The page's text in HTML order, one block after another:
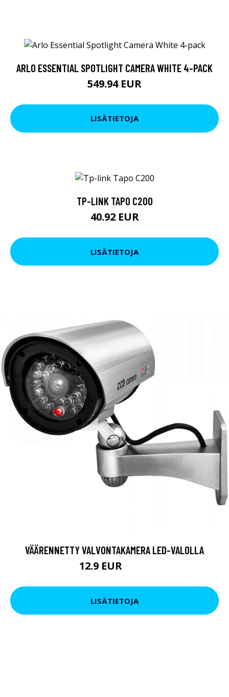
ARLO ESSENTIAL SPOTLIGHT CAMERA WHITE 4-PACK
549.94 EUR
LISÄTIETOJA
TP-LINK TAPO C200
40.92 EUR
LISÄTIETOJA
VÄÄRENNETTY VALVONTAKAMERA LED-VALOLLA
12.9 EUR
LISÄTIETOJA